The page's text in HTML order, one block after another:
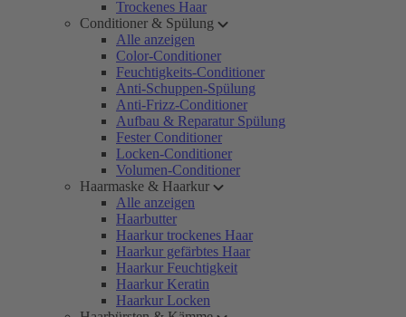
Trockenes Haar
Conditioner & Spülung
Alle anzeigen
Color-Conditioner
Feuchtigkeits-Conditioner
Anti-Schuppen-Spülung
Anti-Frizz-Conditioner
Aufbau & Reparatur Spülung
Fester Conditioner
Locken-Conditioner
Volumen-Conditioner
Haarmaske & Haarkur
Alle anzeigen
Haarbutter
Haarkur trockenes Haar
Haarkur gefärbtes Haar
Haarkur Feuchtigkeit
Haarkur Keratin
Haarkur Locken